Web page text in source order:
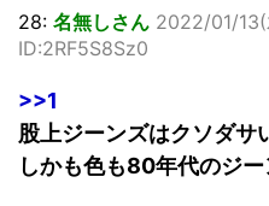
28: 名無しさん 2022/01/
ID:2RF5S8Sz0
>>1
股上ジーンズはクソダサ
しかも色も80年代のジ